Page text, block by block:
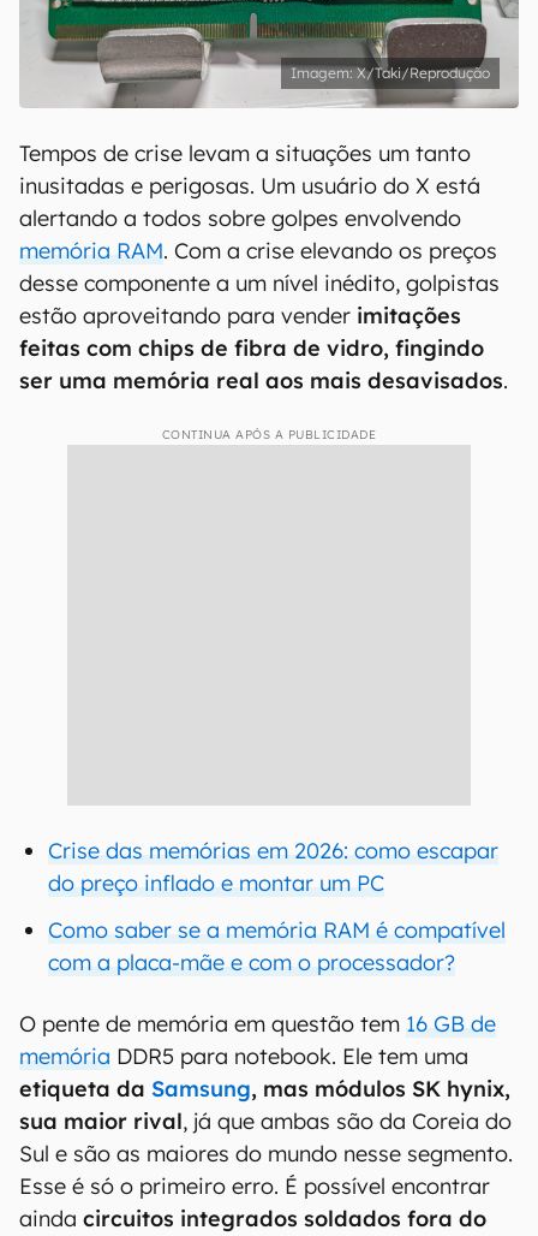
X/Taki/Reprodução
Tempos de crise levam a situações um tanto
inusitadas e perigosas. Um usuário do X está
alertando a todos sobre golpes envolvendo
memória RAM. Com a crise elevando os preços
desse componente a um nível inédito, golpistas
estão aproveitando para vender imitações
feitas com chips de fibra de vidro, fingindo
ser uma memória real aos mais desavisados.
CONTINUA APÓS A PUBLICIDADE
Crise das memórias em 2026: como escapar
do preço inflado e montar um PC
Como saber se a memória RAM é compatível
com a placa-mãe e com o processador?
O pente de memória em questão tem 16 GB de
memória DDR5 para notebook. Ele tem uma
etiqueta da Samsung, mas módulos SK hynix,
sua maior rival, já que ambas são da Coreia do
Sul e são as maiores do mundo nesse segmento.
Esse é só o primeiro erro. É possível encontrar
ainda circuitos integrados soldados fora do